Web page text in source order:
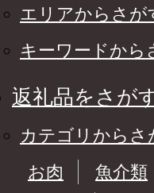
エリアからさが
キーワードから
返礼品をさが
カテゴリからさ
お肉
魚介類